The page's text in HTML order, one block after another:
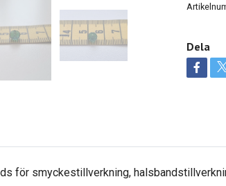
Dela
för smyckestillverkning,